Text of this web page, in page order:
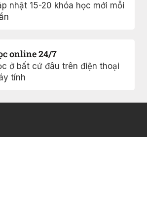
nhật 15-20 khóa học mới mỗi
online 24/7
ở bất cứ đâu trên điện thoại
tính